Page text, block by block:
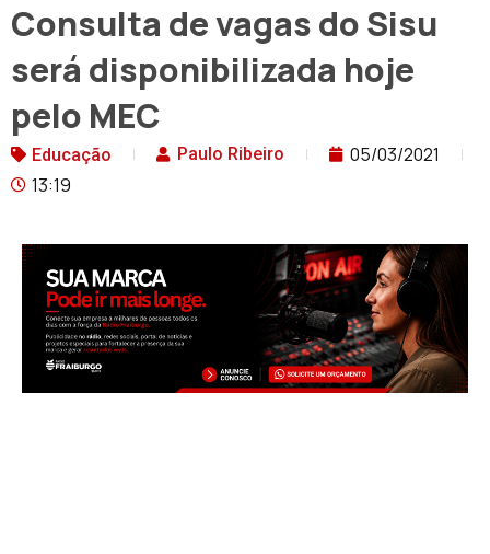
Consulta de vagas do Sisu
será disponibilizada hoje
pelo MEC
Educação Paulo Ribeiro
05/03/2021
13:19